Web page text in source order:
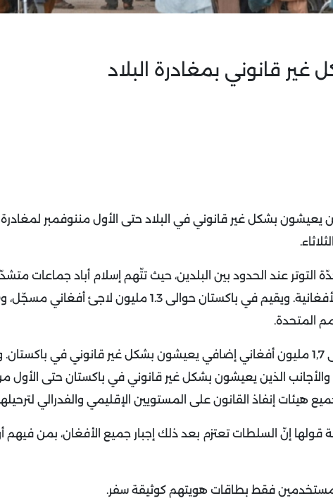
غير قانوني بمغادرة البلاد
بشكل غير قانوني في البلاد حتى الأول مننوفمبر لمغادرة
السلطة في العام 2021، تصاعدت حدّة التوتر عند الحدود بين البلدين، حيث تتّهم إسلام أباد جماعات
المتحدة.
الذين يعيشون بشكل غير قانوني في باكستان حتى الأول
هيئات إنفاذ القانون على المستويين الإقليمي والفدرالي
قولها إنّ السلطات تعتزم بعد ذلك إجبار جميع الأفغان، بمن فيهم
مستخدمين فقط بطاقات هويتهم كوثيقة سفر.